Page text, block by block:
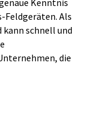
Kenntnis
Feldgeräten. Als
schnell und
die